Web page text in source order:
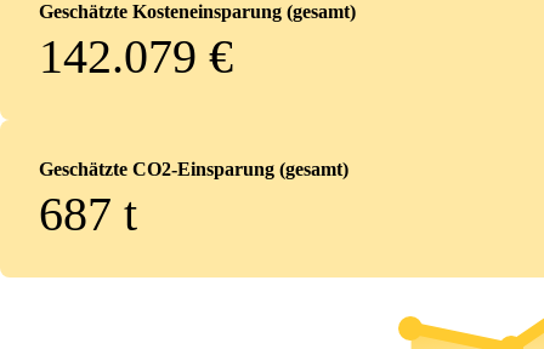
Geschätzte Kosteneinsparung (gesamt)
142.079 €
Geschätzte CO2-Einsparung (gesamt)
687 t